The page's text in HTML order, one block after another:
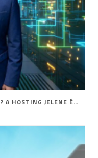
FELHŐ VAGY HELYI SZAKÉRTELEM? A HOSTING JELENE ÉS JÖVŐJE